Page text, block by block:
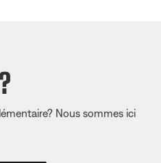
Nous sommes ici